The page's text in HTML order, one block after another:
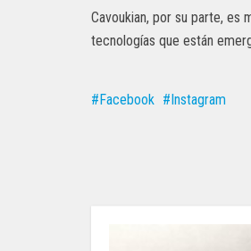
Cavoukian, por su parte, es
tecnologías que están
Facebook Instagram